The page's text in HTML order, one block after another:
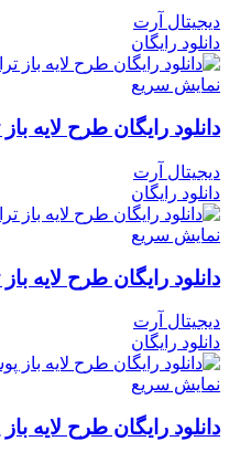
دیجیتال آرت
دانلود رایگان
نمایش سریع
دانلود رایگان طرح لايه
دیجیتال آرت
دانلود رایگان
نمایش سریع
دانلود رایگان طرح لايه
دیجیتال آرت
دانلود رایگان
نمایش سریع
دانلود رایگان طرح لایه